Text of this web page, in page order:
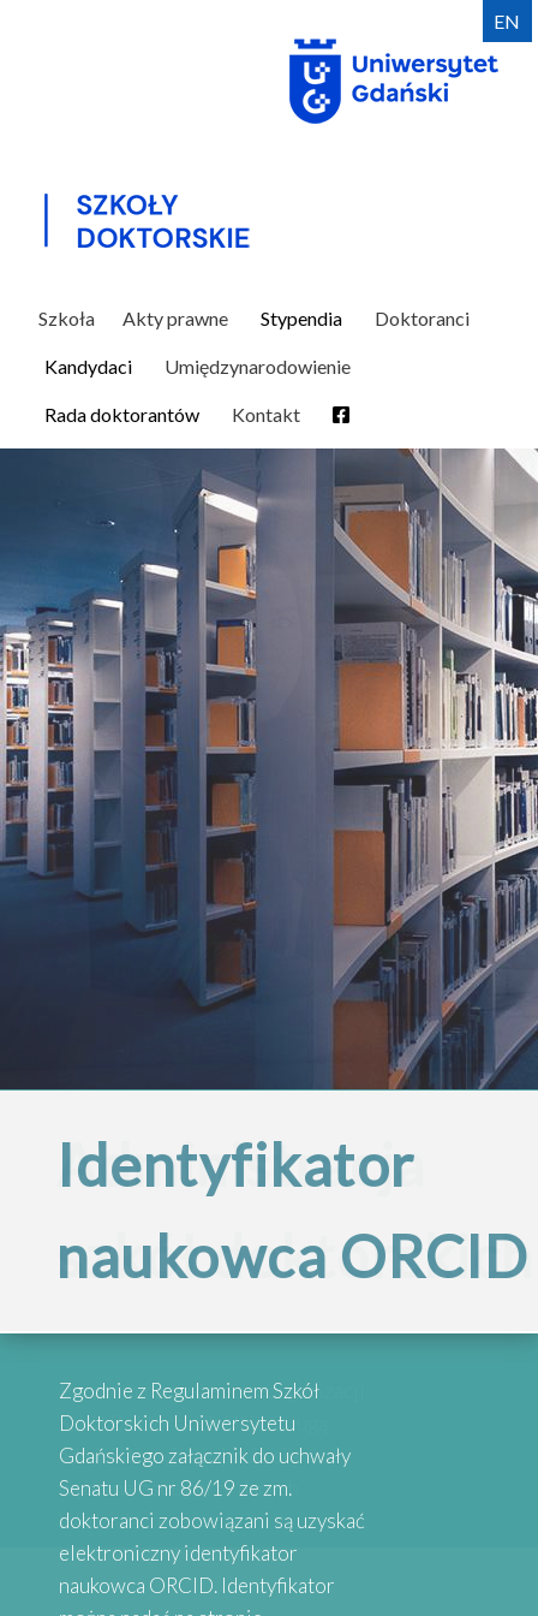
treści
EN
Szkoła Akty prawne Stypendia Doktoranci
Kandydaci Umiędzynarodowienie
Rada doktorantów Kontakt
Administracja
szkół doktorskich
Przypominamy, że po reorganizacji
Szkół Doktorskich UG obsługą
administracyjną zajmują się
wybrane osoby przy danych
Wydziałach
Identyfikator
naukowca ORCID
Zgodnie z Regulaminem Szkół
Doktorskich Uniwersytetu
Gdańskiego załącznik do uchwały
Senatu UG nr 86/19 ze zm.
doktoranci zobowiązani są uzyskać
elektroniczny identyfikator
naukowca ORCID. Identyfikator
Projekt
Szkół
Doktorskich
Uniwersytetu
Inspirujące
historie
absolwentów
zapoznania się z historiami osób,
które uzyskały stopień doktora.
Absolwenci studiów doktoranckich